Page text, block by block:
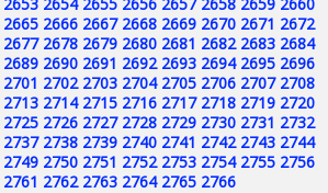
2665 2666 2667 2668 2669 2670 2671 2672
2677 2678 2679 2680 2681 2682 2683 2684
2689 2690 2691 2692 2693 2694 2695 2696
2701 2702 2703 2704 2705 2706 2707 2708
2713 2714 2715 2716 2717 2718 2719 2720
2725 2726 2727 2728 2729 2730 2731 2732
2737 2738 2739 2740 2741 2742 2743 2744
2749 2750 2751 2752 2753 2754 2755 2756
2761 2762 2763 2764 2765 2766